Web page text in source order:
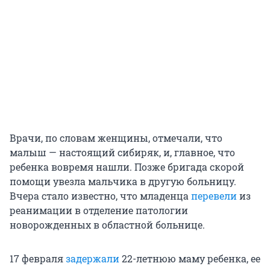
Врачи, по словам женщины, отмечали, что
малыш — настоящий сибиряк, и, главное, что
ребенка вовремя нашли. Позже бригада скорой
помощи увезла мальчика в другую больницу.
Вчера стало известно, что младенца перевелииз
реанимации в отделение патологии
новорожденных в областной больнице.
17 февралязадержали22-летнюю маму ребенка, ее